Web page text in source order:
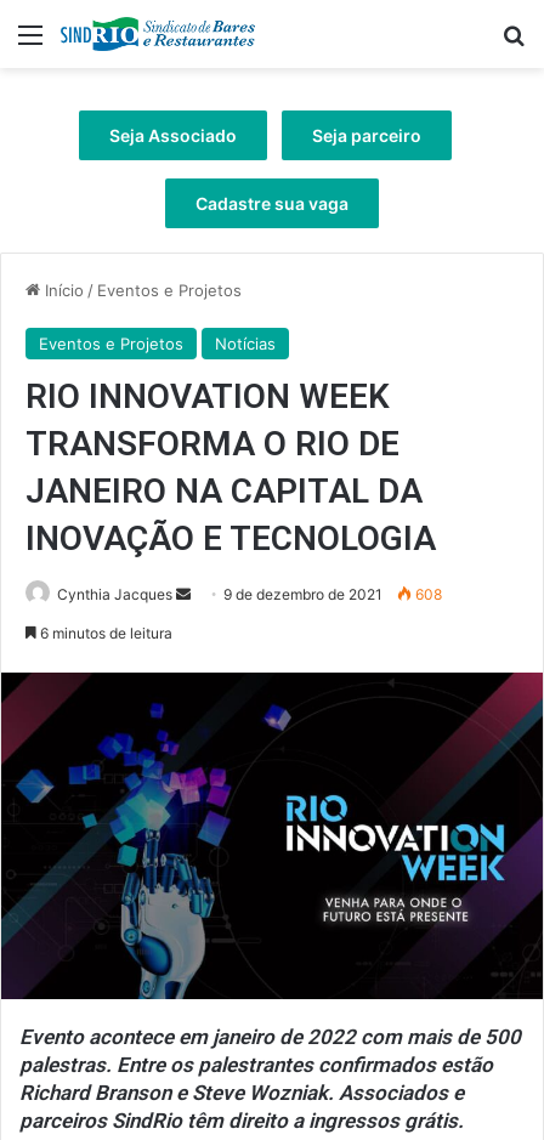
Menu
Seja Associado Seja parceiro
Cadastre sua vaga
Início / Eventos e Projetos
Eventos e Projetos Notícias
RIO INNOVATION WEEK
TRANSFORMA O RIO DE
JANEIRO NA CAPITAL DA
INOVAÇÃO E TECNOLOGIA
Cynthia Jacques
Mande9 de dezembro de 2021 608
6 minutos de leitura
Evento acontece em janeiro de 2022 com mais de 500
palestras. Entre os palestrantes confirmados estão
Richard Branson e Steve Wozniak. Associados e
parceiros SindRio têm direito a ingressos grátis.